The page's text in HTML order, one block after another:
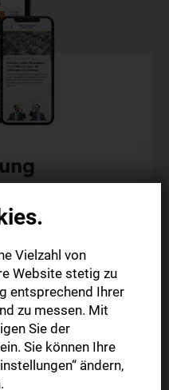
E-Paper (Mo.-So.)
Vielzahl von
Website stetig zu
entsprechend Ihrer
zu messen. Mit
Sie der
Sie können Ihre
ändern,